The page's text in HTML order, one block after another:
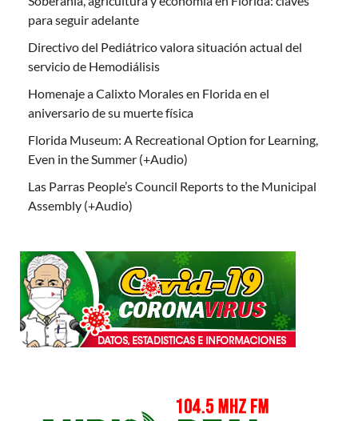
para seguir adelante
Directivo del Pediátrico valora situación actual del
servicio de Hemodiálisis
Homenaje a Calixto Morales en Florida en el
aniversario de su muerte física
Florida Museum: A Recreational Option for Learning,
Even in the Summer (+Audio)
Las Parras People’s Council Reports to the Municipal
Assembly (+Audio)